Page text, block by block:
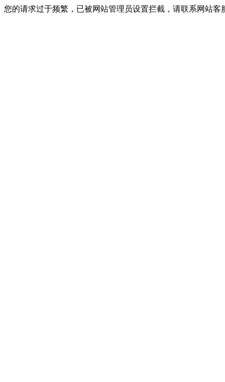
您的请求过于频繁，已被网站管理员设置拦截，请联系网站客